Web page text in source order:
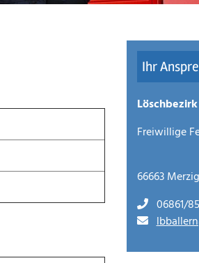
Ihr
Freiwillige
66663
06861/